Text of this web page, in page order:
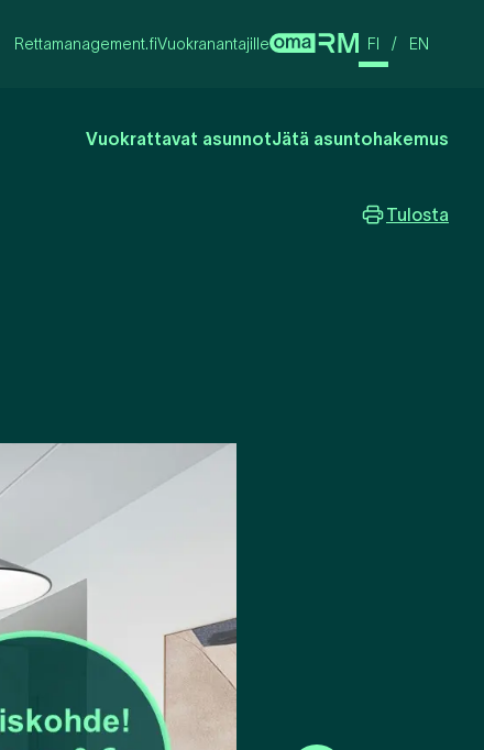
Rettamanagement.fiVuokranantajille FI / EN
Vuokrattavat asunnotJätä asuntohakemus
Tulosta